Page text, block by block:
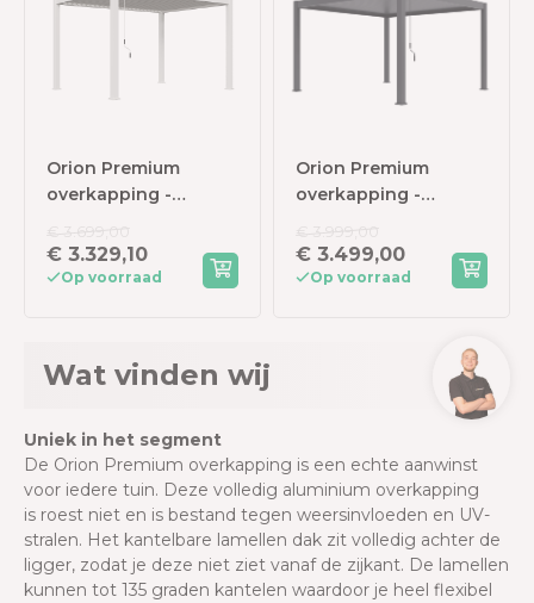
Orion Premium
overkapping -
€ 3.329,10
Op voorraad
Orion Premium
overkapping -
Antraciet
€ 3.499,00
Op voorraad
Wat vinden wij
Uniek in het segment
De Orion Premium overkapping is een echte aanwinst
voor iedere tuin. Deze volledig aluminium overkapping
is roest niet en is bestand tegen weersinvloeden en UV-
stralen. H et kantelbare lamellen dak zit volledig achter de
ligger, zodat je deze niet ziet vanaf de zijkant. De lamellen
kunnen tot 135 graden kantelen waardoor je heel flexibel